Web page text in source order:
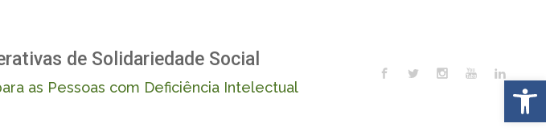
de Solidariedade Social
as Pessoas com Deficiência Intelectual